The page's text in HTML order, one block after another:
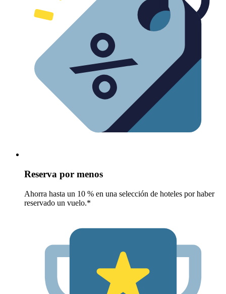
Reserva por menos
Ahorra hasta un 10 % en una selección de hoteles por haber
reservado un vuelo.*